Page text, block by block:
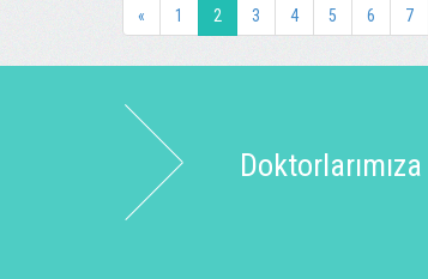
« 1 2 3 4 5 6 7